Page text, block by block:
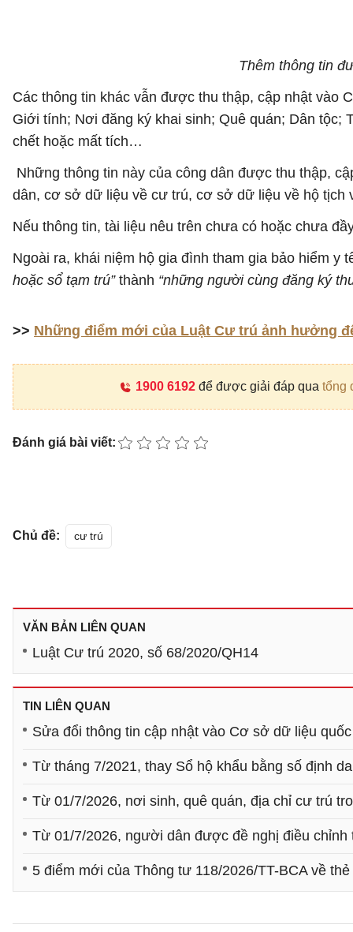
Thêm thông tin
Các thông tin khác vẫn được thu thập, cập nhật vào
Giới tính; Nơi đăng ký khai sinh; Quê quán; Dân
chết hoặc mất tích…
Những thông tin này của công dân được thu thập,
dân, cơ sở dữ liệu về cư trú, cơ sở dữ liệu về hộ tịch
Nếu thông tin, tài liệu nêu trên chưa có hoặc chưa
Ngoài ra, khái niệm hộ gia đình tham gia bảo hiểm y
hoặc sổ tạm trú”thành “những người cùng đăng ký
>> Những điểm mới của Luật Cư trú ảnh hưởng
1900 6192để được giải đáp qua tổng
Đánh giá bài viết:
Chủ đề: cư trú
VĂN BẢN LIÊN QUAN
Luật Cư trú 2020, số 68/2020/QH14
TIN LIÊN QUAN
Sửa đổi thông tin cập nhật vào Cơ sở dữ liệu
Từ tháng 7/2021, thay Sổ hộ khẩu bằng số định
Từ 01/7/2026, nơi sinh, quê quán, địa chỉ cư trú
Từ 01/7/2026, người dân được đề nghị điều chỉnh
5 điểm mới của Thông tư 118/2026/TT-BCA về